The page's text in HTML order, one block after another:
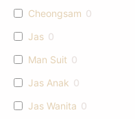
Cheongsam 0
Jas 0
Man Suit 0
Jas Anak 0
Jas Wanita 0